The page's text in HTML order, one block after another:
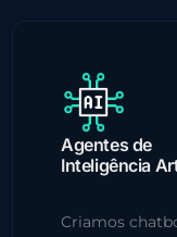
Agentes de
Inteligência
Criamos